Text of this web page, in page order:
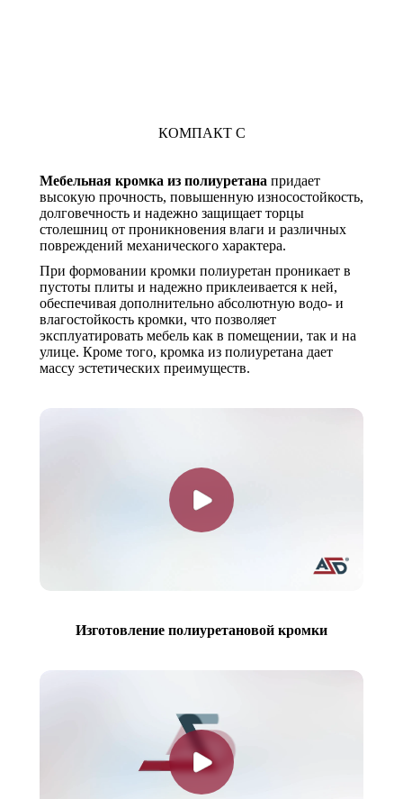
КОМПАКТ С
Мебельная кромка из полиуретана придает
высокую прочность, повышенную износостойкость,
долговечность и надежно защищает торцы
столешниц от проникновения влаги и различных
повреждений механического характера.
При формовании кромки полиуретан проникает в
пустоты плиты и надежно приклеивается к ней,
обеспечивая дополнительно абсолютную водо- и
влагостойкость кромки, что позволяет
эксплуатировать мебель как в помещении, так и на
улице. Кроме того, кромка из полиуретана дает
массу эстетических преимуществ.
Изготовление полиуретановой кромки